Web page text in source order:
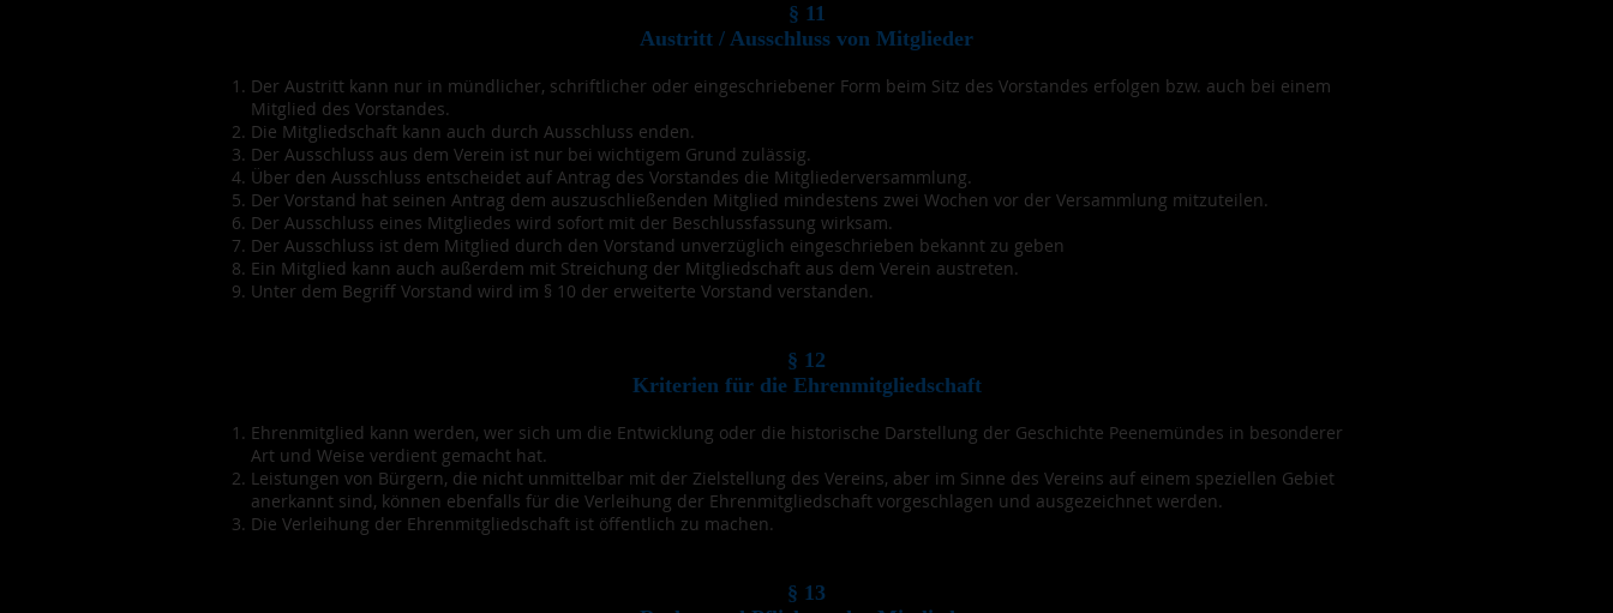
§ 11
Austritt / Ausschluss von Mitglieder
Der Austritt kann nur in mündlicher, schriftlicher oder eingeschriebener Form beim Sitz des Vorstandes erfolgen bzw. auch bei einem
Mitglied des Vorstandes.
Die Mitgliedschaft kann auch durch Ausschluss enden.
Der Ausschluss aus dem Verein ist nur bei wichtigem Grund zulässig.
Über den Ausschluss entscheidet auf Antrag des Vorstandes die Mitgliederversammlung.
Der Vorstand hat seinen Antrag dem auszuschließenden Mitglied mindestens zwei Wochen vor der Versammlung mitzuteilen.
Der Ausschluss eines Mitgliedes wird sofort mit der Beschlussfassung wirksam.
Der Ausschluss ist dem Mitglied durch den Vorstand unverzüglich eingeschrieben bekannt zu geben
Ein Mitglied kann auch außerdem mit Streichung der Mitgliedschaft aus dem Verein austreten.
Unter dem Begriff Vorstand wird im § 10 der erweiterte Vorstand verstanden.
§ 12
Kriterien für die Ehrenmitgliedschaft
Ehrenmitglied kann werden, wer sich um die Entwicklung oder die historische Darstellung der Geschichte Peenemündes in besonderer
Art und Weise verdient gemacht hat.
Leistungen von Bürgern, die nicht unmittelbar mit der Zielstellung des Vereins, aber im Sinne des Vereins auf einem speziellen Gebiet
anerkannt sind, können ebenfalls für die Verleihung der Ehrenmitgliedschaft vorgeschlagen und ausgezeichnet werden.
Die Verleihung der Ehrenmitgliedschaft ist öffentlich zu machen.
§ 13